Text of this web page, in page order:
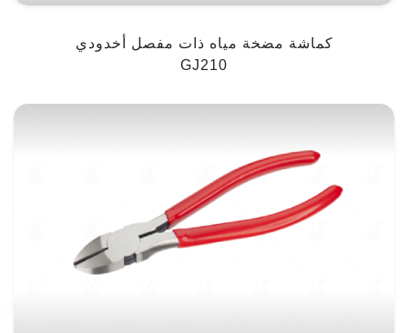
كماشة مضخة مياه ذات مفصل أخدودي
GJ210